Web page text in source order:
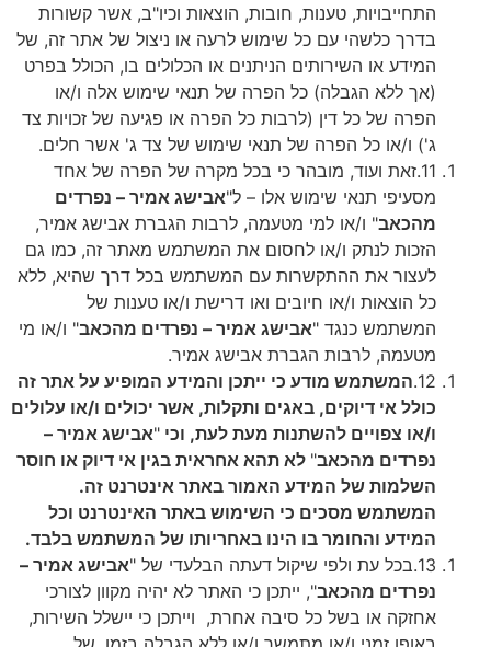
התחייבויות, טענות, חובות, הוצאות וכיו"ב, אשר קשורות
בדרך כלשהי עם כל שימוש לרעה או ניצול של אתר זה, של
המידע או השירותים הניתנים או הכלולים בו, הכולל בפרט
(אך ללא הגבלה) כל הפרה של תנאי שימוש אלה ו/או
הפרה של כל דין (לרבות כל הפרה או פגיעה של זכויות צד
ג') ו/או כל הפרה של תנאי שימוש של צד ג' אשר חלים.
11. זאת ועוד, מובהר כי בכל מקרה של הפרה של אחד
מסעיפי תנאי שימוש אלו – ל"אבישג אמיר – נפרדים
מהכאב" ו/או למי מטעמה, לרבות הגברת אבישג אמיר,
הזכות לנתק ו/או לחסום את המשתמש מאתר זה, כמו גם
לעצור את ההתקשרות עם המשתמש בכל דרך שהיא, ללא
כל הוצאות ו/או חיובים ואו דרישת ו/או טענות של
המשתמש כנגד "אבישג אמיר – נפרדים מהכאב" ו/או מי
מטעמה, לרבות הגברת אבישג אמיר.
12. המשתמש מודע כי ייתכן והמידע המופיע על אתר זה
כולל אי דיוקים, באגים ותקלות, אשר יכולים ו/או עלולים
ו/או צפויים להשתנות מעת לעת, וכי "אבישג אמיר –
נפרדים מהכאב" לא תהא אחראית בגין אי דיוק או חוסר
השלמות של המידע האמור באתר אינטרנט זה.
המשתמש מסכים כי השימוש באתר האינטרנט וכל
המידע והחומר בו הינו באחריותו של המשתמש בלבד.
13. בכל עת ולפי שיקול דעתה הבלעדי של "אבישג אמיר –
נפרדים מהכאב", ייתכן כי האתר לא יהיה מקוון לצורכי
אחזקה או בשל כל סיבה אחרת, וייתכן כי יישלל השירות,